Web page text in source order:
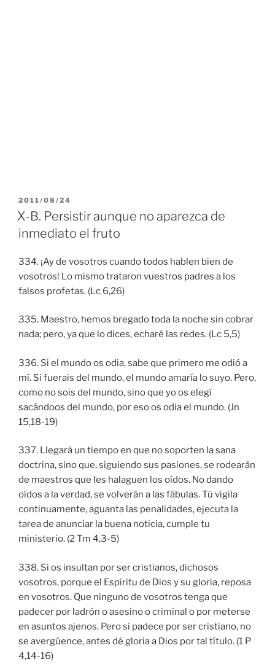
PUBLICADO
EL
2011/08/24
X-B. Persistir aunque no aparezca de
inmediato el fruto
334. ¡Ay de vosotros cuando todos hablen bien de
vosotros! Lo mismo trataron vuestros padres a los
falsos profetas. (Lc 6,26)
335. Maestro, hemos bregado toda la noche sin cobrar
nada; pero, ya que lo dices, echaré las redes. (Lc 5,5)
336. Si el mundo os odia, sabe que primero me odió a
mí. Si fuerais del mundo, el mundo amaría lo suyo. Pero,
como no sois del mundo, sino que yo os elegí
sacándoos del mundo, por eso os odia el mundo. (Jn
15,18-19)
337. Llegará un tiempo en que no soporten la sana
doctrina, sino que, siguiendo sus pasiones, se rodearán
de maestros que les halaguen los oídos. No dando
oídos a la verdad, se volverán a las fábulas. Tú vigila
continuamente, aguanta las penalidades, ejecuta la
tarea de anunciar la buena noticia, cumple tu
ministerio. (2 Tm 4,3-5)
338. Si os insultan por ser cristianos, dichosos
vosotros, porque el Espíritu de Dios y su gloria, reposa
en vosotros. Que ninguno de vosotros tenga que
padecer por ladrón o asesino o criminal o por meterse
en asuntos ajenos. Pero si padece por ser cristiano, no
se avergüence, antes dé gloria a Dios por tal título. (1 P
4,14-16)